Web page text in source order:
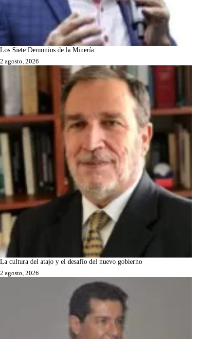
Los Siete Demonios de la Minería
2 agosto, 2026
La cultura del atajo y el desafío del nuevo gobierno
2 agosto, 2026